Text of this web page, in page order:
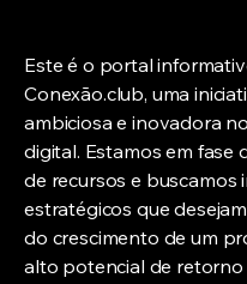
Este é o portal
Conexão.club, uma
ambiciosa e inovadora
digital. Estamos em fase
de recursos e buscamos
estratégicos que
do crescimento de um
alto potencial de retorno